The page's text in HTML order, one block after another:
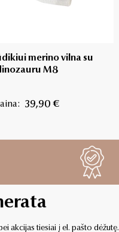
merino vilna su
M8
39,90 €
akcijas tiesiai į el. pašto dėžutę.